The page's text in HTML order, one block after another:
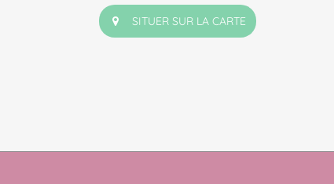
SITUER SUR LA CARTE